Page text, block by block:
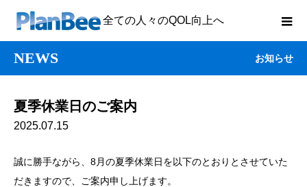
全ての人々のQOL向上へ
NEWS お知らせ
夏季休業日のご案内
2025.07.15
誠に勝手ながら、8月の夏季休業日を以下のとおりとさせていた
だきますので、ご案内申し上げます。